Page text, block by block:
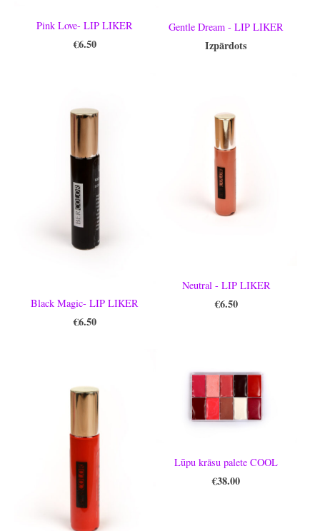
Pink Love- LIP LIKER
€6.50
Gentle Dream - LIP LIKER
Izpārdots
Black Magic- LIP LIKER
€6.50
Neutral - LIP LIKER
€6.50
Lūpu krāsu palete COOL
€38.00